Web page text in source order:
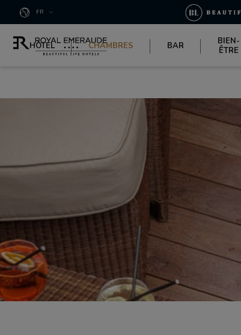
FR
HÔTEL CHAMBRES BAR
BIEN-
ÊTRE
Panneau de gestion des cookies